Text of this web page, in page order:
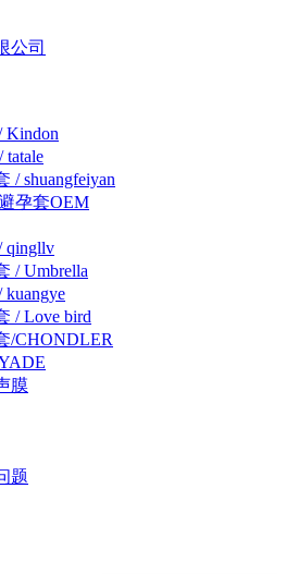
Kindon
tatale
/ shuangfeiyan
孕套OEM
qingllv
/ Umbrella
/ Love bird
/CHONDLER
膜
题